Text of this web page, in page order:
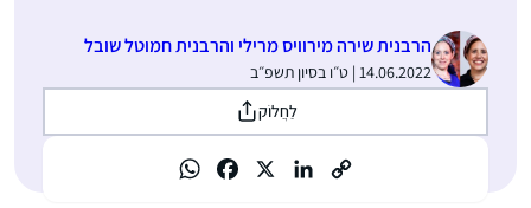
הרבנית שירה מירוויס מרילי והרבנית חמוטל שובל
14.06.2022 | ט״ו בסיון תשפ״ב
לַחֲלוֹק